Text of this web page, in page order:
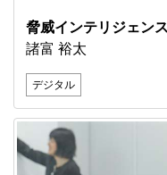
脅威インテリジェン
諸富 裕太
デジタル